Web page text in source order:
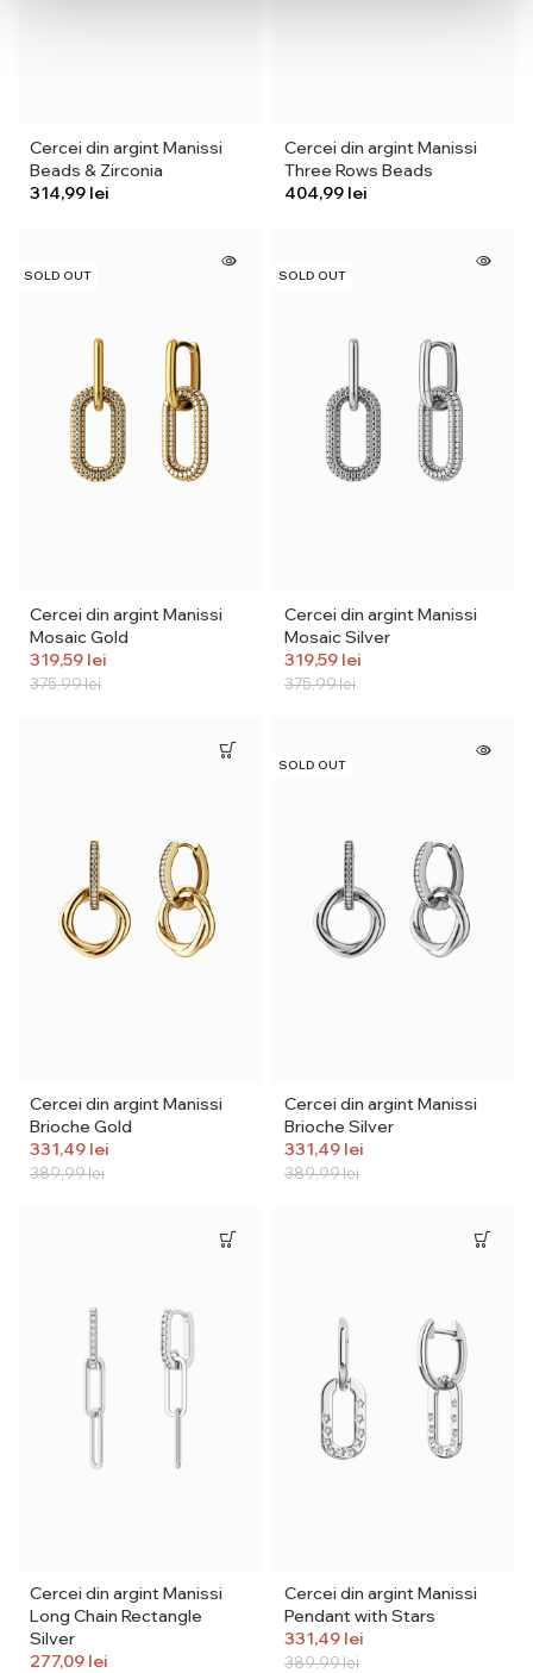
Cercei din argint Manissi
Beads & Zirconia
lei
Cercei din argint Manissi
Three Rows Beads
lei
SOLD OUT
Cercei din argint Manissi
Mosaic Gold
375,99lei
319,59 lei
SOLD OUT
Cercei din argint Manissi
Mosaic Silver
375,99lei
319,59 lei
Cercei din argint Manissi
Brioche Gold
389,99lei
331,49 lei
SOLD OUT
Cercei din argint Manissi
Brioche Silver
389,99lei
331,49 lei
Cercei din argint Manissi
Long Chain Rectangle
Silver
277,09 lei
Cercei din argint Manissi
Pendant with Stars
389,99lei
331,49 lei